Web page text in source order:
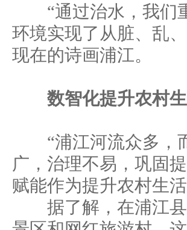
“通过治水，我们
环境实现了从脏、乱
现在的诗画浦江。
数智化提升农村
“浦江河流众多，
广，治理不易，巩固
赋能作为提升农村生
据了解，在浦江县